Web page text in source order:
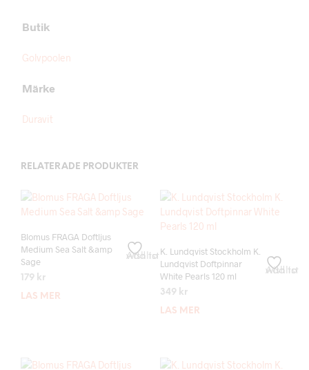
Butik
Golvpoolen
Märke
Duravit
RELATERADE PRODUKTER
Add to wishlist
Blomus FRAGA Doftljus
Medium Sea Salt &amp
Sage
179 kr
LÄS MER
Add to wishlist
K. Lundqvist Stockholm K.
Lundqvist Doftpinnar
White Pearls 120 ml
349 kr
LÄS MER